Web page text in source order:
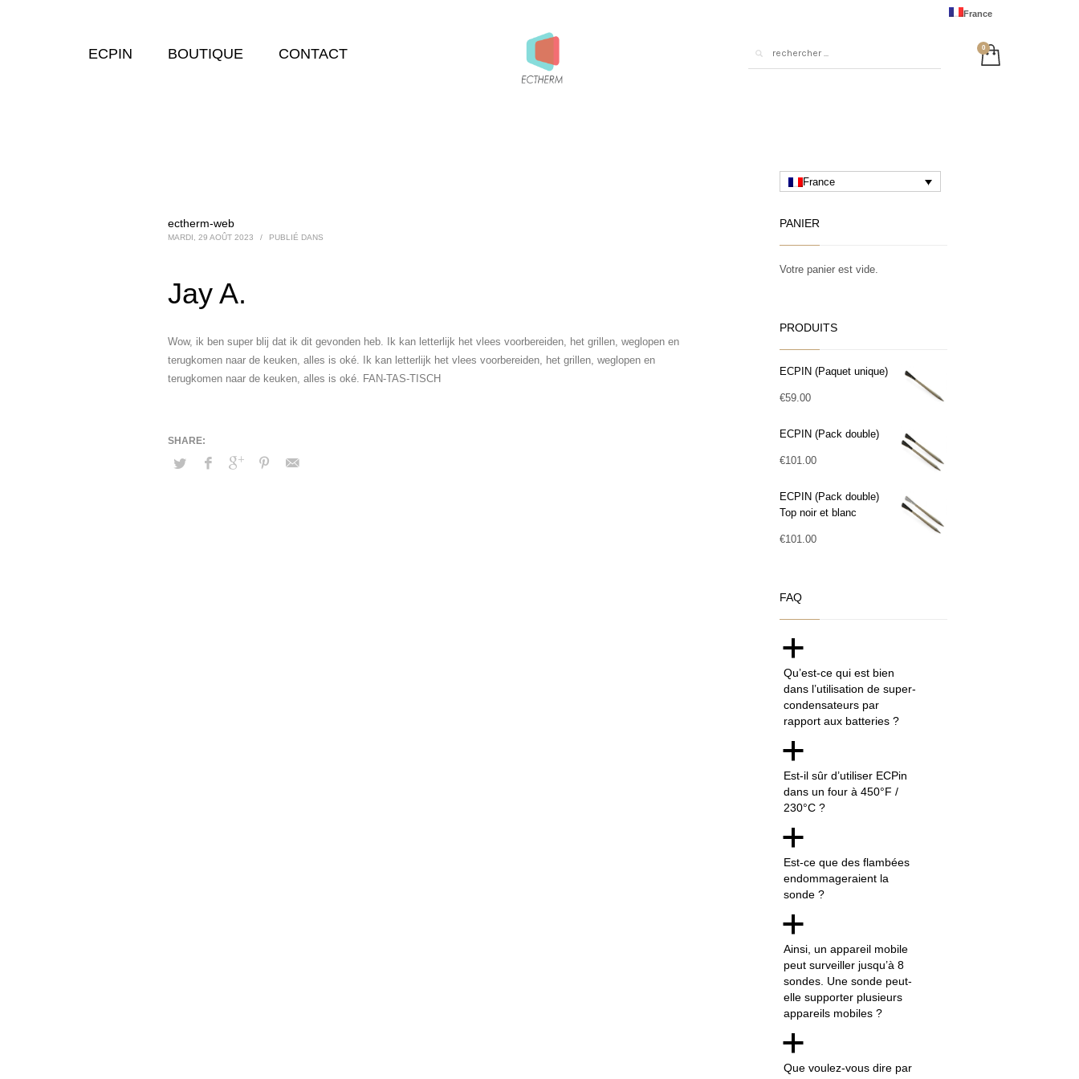
France
Australia
ECPIN BOUTIQUE CONTACT
ectherm-web
MARDI, 29 AOÛT 2023 / PUBLIÉ DANS
Jay A.
Wow, ik ben super blij dat ik dit gevonden heb. Ik kan letterlijk het vlees voorbereiden, het grillen, weglopen en
terugkomen naar de keuken, alles is oké. Ik kan letterlijk het vlees voorbereiden, het grillen, weglopen en
terugkomen naar de keuken, alles is oké. FAN-TAS-TISCH
France
PANIER
Votre panier est vide.
PRODUITS
ECPIN (Paquet unique)
€59.00
ECPIN (Pack double)
€101.00
ECPIN (Pack double)
Top noir et blanc
€101.00
FAQ
a
Qu’est-ce qui est bien
dans l’utilisation de super-
condensateurs par
rapport aux batteries ?
a
Est-il sûr d’utiliser ECPin
dans un four à 450°F /
230°C ?
a
Est-ce que des flambées
endommageraient la
sonde ?
a
Ainsi, un appareil mobile
peut surveiller jusqu’à 8
sondes. Une sonde peut-
elle supporter plusieurs
appareils mobiles ?
a
Que voulez-vous dire par